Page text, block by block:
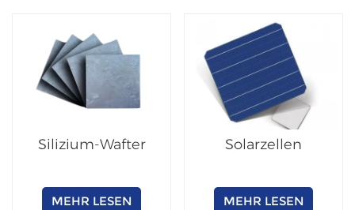
Silizium-Wafter
MEHR LESEN
Solarzellen
MEHR LESEN